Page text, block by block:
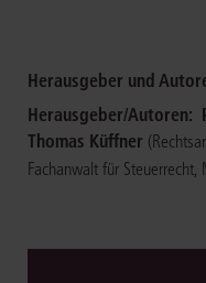
Herausgeber und
Herausgeber/Autoren:
Thomas Küffner
Fachanwalt für Steuerrecht,